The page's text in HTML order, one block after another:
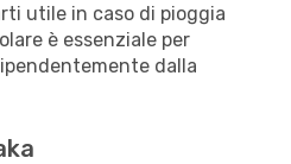
utile in caso di pioggia
è essenziale per
dalla